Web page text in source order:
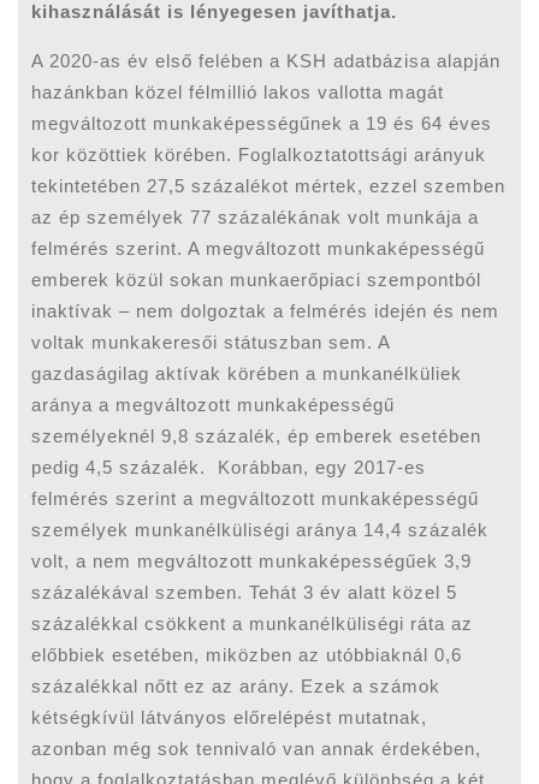
kihasználását is lényegesen javíthatja.
A 2020-as év első felében a KSH adatbázisa alapján
hazánkban közel félmillió lakos vallotta magát
megváltozott munkaképességűnek a 19 és 64 éves
kor közöttiek körében. Foglalkoztatottsági arányuk
tekintetében 27,5 százalékot mértek, ezzel szemben
az ép személyek 77 százalékának volt munkája a
felmérés szerint. A megváltozott munkaképességű
emberek közül sokan munkaerőpiaci szempontból
inaktívak – nem dolgoztak a felmérés idején és nem
voltak munkakeresői státuszban sem. A
gazdaságilag aktívak körében a munkanélküliek
aránya a megváltozott munkaképességű
személyeknél 9,8 százalék, ép emberek esetében
pedig 4,5 százalék. Korábban, egy 2017-es
felmérés szerint a megváltozott munkaképességű
személyek munkanélküliségi aránya 14,4 százalék
volt, a nem megváltozott munkaképességűek 3,9
százalékával szemben. Tehát 3 év alatt közel 5
százalékkal csökkent a munkanélküliségi ráta az
előbbiek esetében, miközben az utóbbiaknál 0,6
százalékkal nőtt ez az arány. Ezek a számok
kétségkívül látványos előrelépést mutatnak,
azonban még sok tennivaló van annak érdekében,